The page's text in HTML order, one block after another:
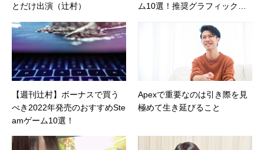
とだけ出演（辻村）
ム10選！推奨グラフィック環
【週刊辻村】ボーナスで買う
べき2022年発売のおすすめSte
amゲーム10選！
Apexで重要なのは引き際を見
極めて生き延びること